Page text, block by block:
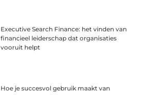
Executive Search Finance: het vinden van
financieel leiderschap dat organisaties
vooruit helpt
Hoe je succesvol gebruik maakt van